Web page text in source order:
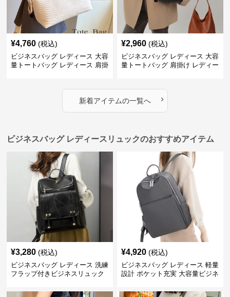
¥4,760 (税込)
ビジネスバッグ レディース 大容
量トートバッグ レディース 肩掛
¥2,960 (税込)
ビジネスバッグ レディース 大容
量トートバッグ 肩掛け レディー
新着アイテムの一覧へ ›
ビジネスバッグ レディースリュックのおすすめアイテム
¥3,280 (税込)
ビジネスバッグ レディース 洗練
フラップ付きビジネスリュック
¥4,920 (税込)
ビジネスバッグ レディース 軽量
設計 ポケット充実 大容量ビジネ